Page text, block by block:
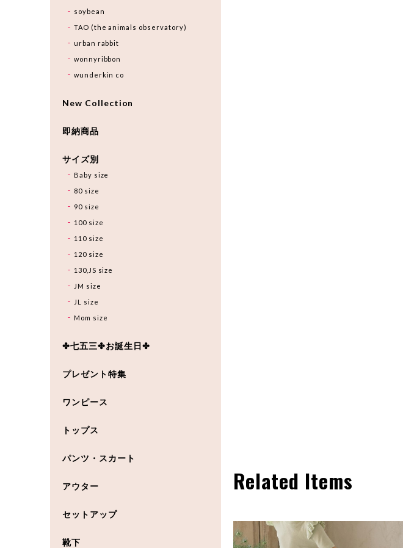
Related Items
soybean
TAO (the animals observatory)
urban rabbit
wonnyribbon
wunderkin co
New Collection
即納商品
サイズ別
Baby size
80 size
90 size
100 size
110 size
120 size
130,JS size
JM size
JL size
Mom size
✤七五三✤お誕生日✤
プレゼント特集
ワンピース
トップス
パンツ・スカート
アウター
セットアップ
靴下